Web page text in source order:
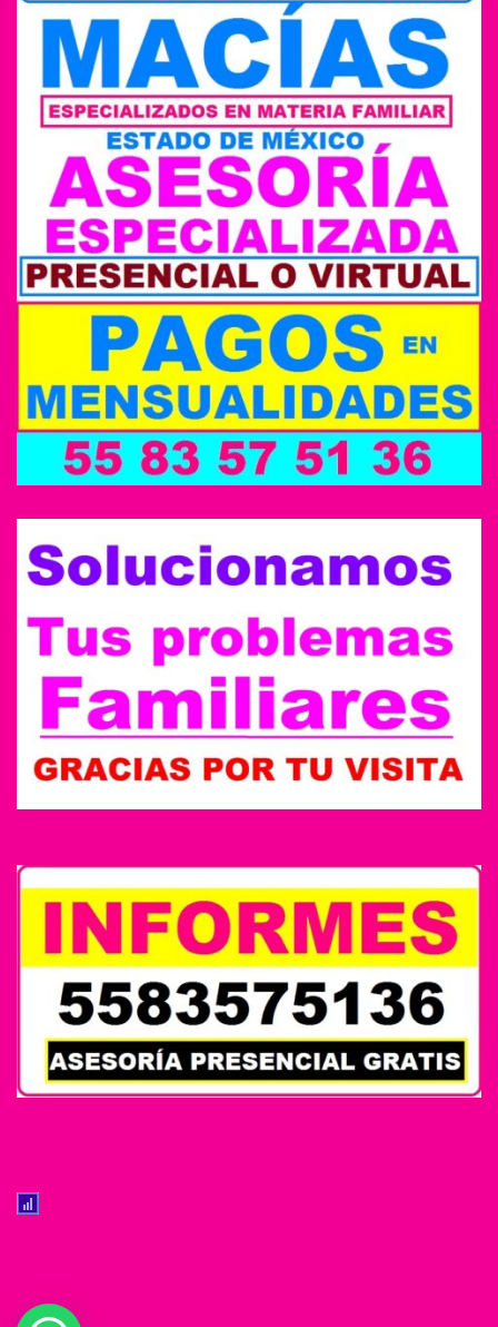
© 2026 ABOGADO FAMILIAR ESTADO DE MEXICO.